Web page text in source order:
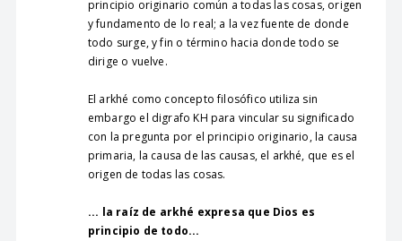
principio originario común a todas las cosas, origen
y fundamento de lo real; a la vez fuente de donde
todo surge, y fin o término hacia donde todo se
dirige o vuelve.
El arkhé como concepto filosófico utiliza sin
embargo el digrafo KH para vincular su significado
con la pregunta por el principio originario, la causa
primaria, la causa de las causas, el arkhé, que es el
origen de todas las cosas.
... la raíz de arkhé expresa que Dios es
principio de todo...